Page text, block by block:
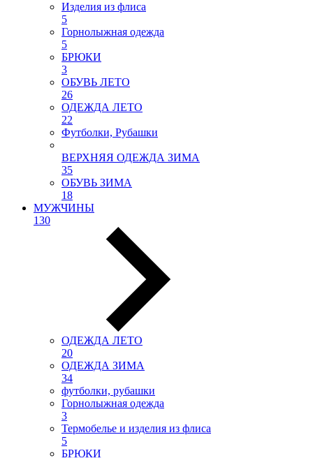
Изделия из флиса
5
Горнолыжная одежда
5
БРЮКИ
3
ОБУВЬ ЛЕТО
26
ОДЕЖДА ЛЕТО
22
Футболки, Рубашки
ВЕРХНЯЯ ОДЕЖДА ЗИМА
35
ОБУВЬ ЗИМА
18
МУЖЧИНЫ
130
ОДЕЖДА ЛЕТО
20
ОДЕЖДА ЗИМА
34
футболки, рубашки
Горнолыжная одежда
3
Термобелье и изделия из флиса
5
БРЮКИ